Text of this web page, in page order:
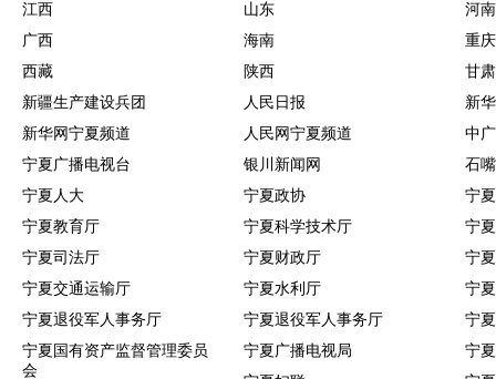
江西
山东
河南
广西
海南
重庆
西藏
陕西
甘肃
新疆生产建设兵团
人民日报
新
新华网宁夏频道
人民网宁夏频道
中
宁夏广播电视台
银川新闻网
石
宁夏人大
宁夏政协
宁
宁夏教育厅
宁夏科学技术厅
宁
宁夏司法厅
宁夏财政厅
宁
宁夏交通运输厅
宁夏水利厅
宁
宁夏退役军人事务厅
宁夏退役军人事务厅
宁
宁夏国有资产监督管理委员
会
宁夏广播电视局
宁